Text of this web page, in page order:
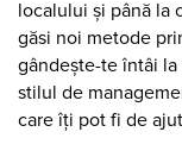
localului și până la
găsi noi metode
gândește-te întâi
stilul de
care îți pot fi de